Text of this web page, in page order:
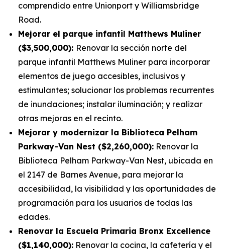
comprendido entre Unionport y Williamsbridge
Road.
Mejorar el parque infantil Matthews Muliner
($3,500,000): Renovar la sección norte del
parque infantil Matthews Muliner para incorporar
elementos de juego accesibles, inclusivos y
estimulantes; solucionar los problemas recurrentes
de inundaciones; instalar iluminación; y realizar
otras mejoras en el recinto.
Mejorar y modernizar la Biblioteca Pelham
Parkway-Van Nest ($2,260,000): Renovar la
Biblioteca Pelham Parkway-Van Nest, ubicada en
el 2147 de Barnes Avenue, para mejorar la
accesibilidad, la visibilidad y las oportunidades de
programación para los usuarios de todas las
edades.
Renovar la Escuela Primaria Bronx Excellence
($1,140,000): Renovar la cocina, la cafetería y el